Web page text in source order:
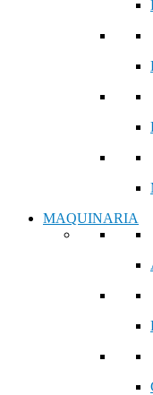
MAQUINARIA